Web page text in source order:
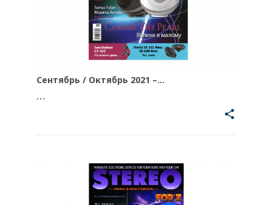
Сентябрь / Октябрь 2021 –…
…
share